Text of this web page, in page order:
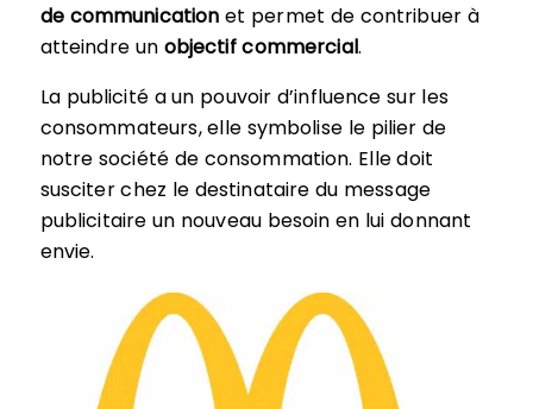
de communication et permet de contribuer à
atteindre un objectif commercial.
La publicité a un pouvoir d’influence sur les
consommateurs, elle symbolise le pilier de
notre société de consommation. Elle doit
susciter chez le destinataire du message
publicitaire un nouveau besoin en lui donnant
envie.